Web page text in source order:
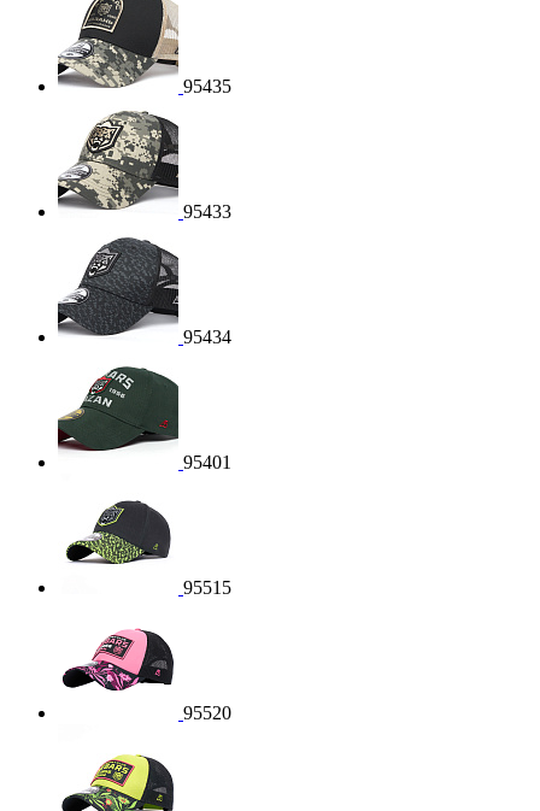
95435
95433
95434
95401
95515
95520